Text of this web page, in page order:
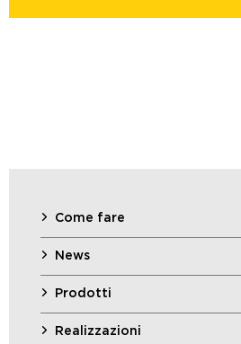
Come fare
News
Prodotti
Realizzazioni